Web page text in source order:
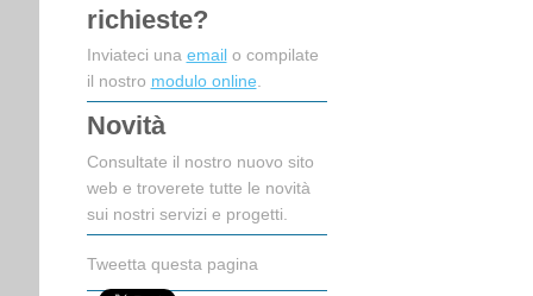
richieste?
Inviateci una emailo compilate
il nostro modulo online.
Novità
Consultate il nostro nuovo sito
web e troverete tutte le novità
sui nostri servizi e progetti.
Tweetta questa pagina